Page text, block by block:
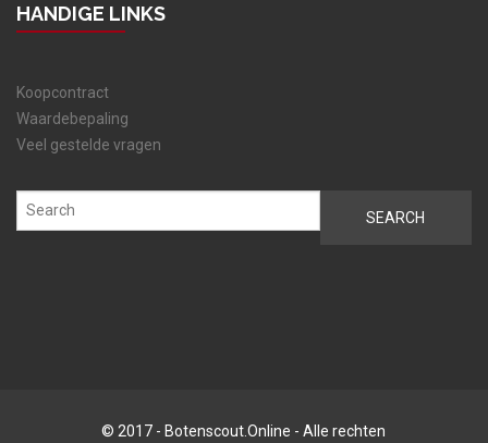
HANDIGE LINKS
Koopcontract
Waardebepaling
Veel gestelde vragen
© 2017 - Botenscout.Online - Alle rechten